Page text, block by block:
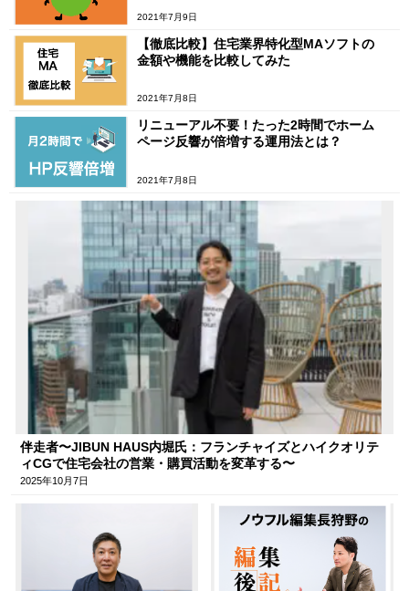
2021年7月9日
【徹底比較】住宅業界特化型MAソフトの
金額や機能を比較してみた
2021年7月8日
リニューアル不要！たった2時間でホーム
ページ反響が倍増する運用法とは？
2021年7月8日
伴走者〜JIBUN HAUS内堀氏：フランチャイズとハイクオリテ
ィCGで住宅会社の営業・購買活動を変革する〜
2025年10月7日